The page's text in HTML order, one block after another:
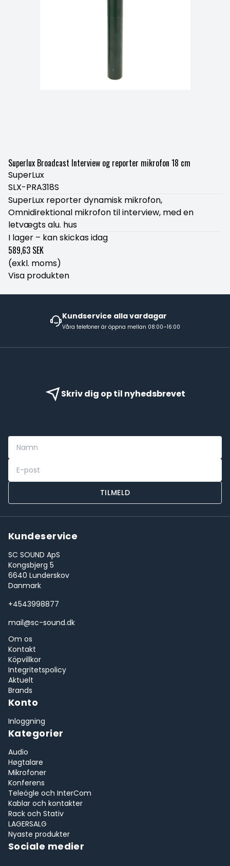
Superlux Broadcast Interview og reporter mikrofon 18 cm
SuperLux
SLX-PRA318S
SuperLux reporter dynamisk mikrofon,
Omnidirektional mikrofon til interview, med en
letvægts alu. hus
I lager – kan skickas idag
589,63 SEK
(exkl. moms)
Visa produkten
Kundservice alla vardagar
Våra telefoner är öppna mellan 08:00–16:00
Skriv dig op til nyhedsbrevet
TILMELD
Kundeservice
SC SOUND ApS
Kongsbjerg 5
6640 Lunderskov
Danmark
+4543998877
mail@sc-sound.dk
Om os
Kontakt
Köpvillkor
Integritetspolicy
Aktuelt
Brands
Konto
Inloggning
Kategorier
Audio
Høgtalare
Mikrofoner
Konferens
Teleögle och InterCom
Kablar och kontakter
Rack och Stativ
LAGERSALG
Nyaste produkter
Sociale medier